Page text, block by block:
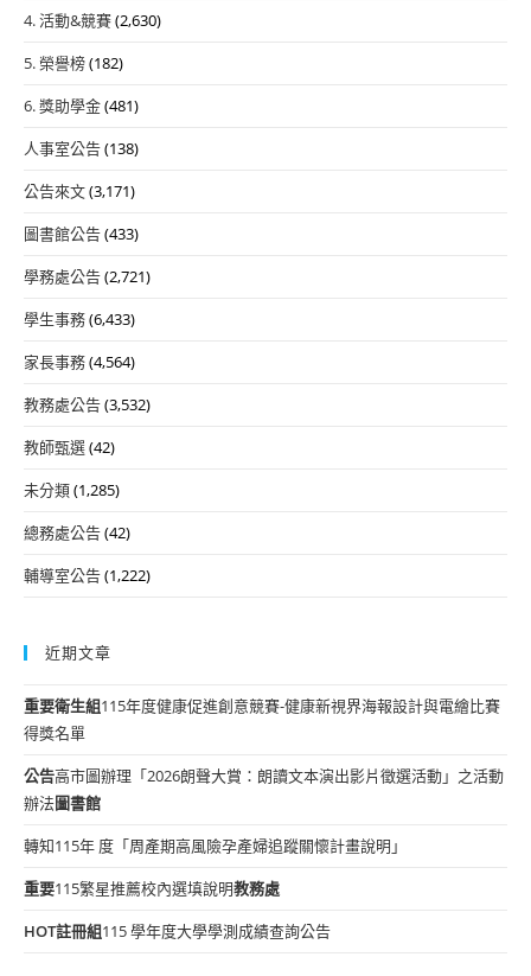
4. 活動&競賽(2,630)
5. 榮譽榜(182)
6. 獎助學金(481)
人事室公告(138)
公告來文(3,171)
圖書館公告(433)
學務處公告(2,721)
學生事務(6,433)
家長事務(4,564)
教務處公告(3,532)
教師甄選(42)
未分類(1,285)
總務處公告(42)
輔導室公告(1,222)
近期文章
重要衛生組115年度健康促進創意競賽-健康新視界海報設計與電繪比賽
得獎名單
公告高市圖辦理「2026朗聲大賞：朗讀文本演出影片徵選活動」之活動
辦法圖書館
轉知115年 度「周產期高風險孕產婦追蹤關懷計畫說明」
重要115繁星推薦校內選填說明教務處
HOT註冊組115 學年度大學學測成績查詢公告